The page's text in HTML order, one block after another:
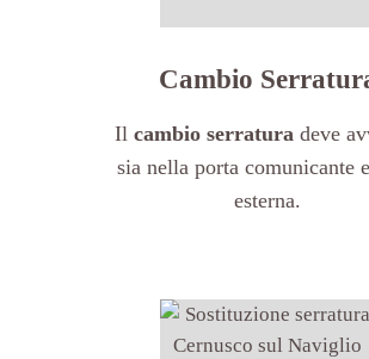
Cambio
Il cambio serratura deve
sia nella porta comunicante
esterna.